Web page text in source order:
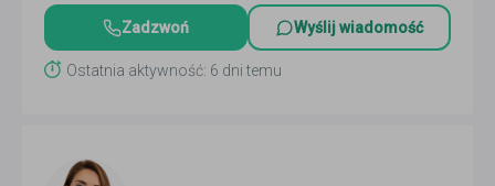
Zadzwoń Wyślij wiadomość
Ostatnia aktywność: 6 dni temu